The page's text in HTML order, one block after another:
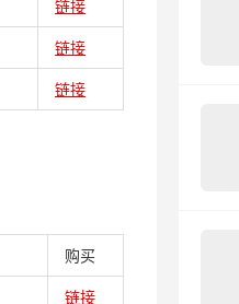
链接
链接
链接
购买
链接